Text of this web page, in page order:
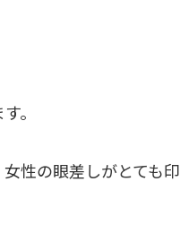
。
性の眼差しがとても印